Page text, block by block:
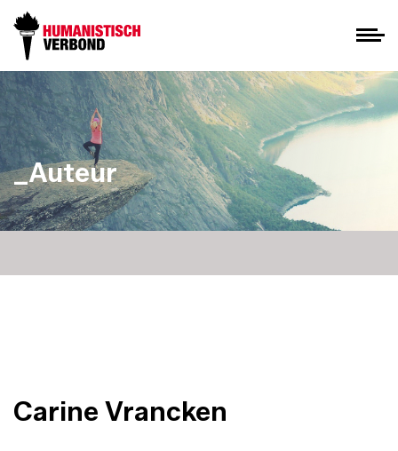
_Auteur
Carine Vrancken